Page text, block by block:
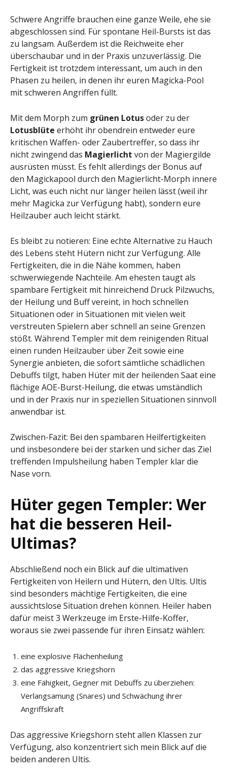
Schwere Angriffe brauchen eine ganze Weile, ehe sie
abgeschlossen sind. Für spontane Heil-Bursts ist das
zu langsam. Außerdem ist die Reichweite eher
überschaubar und in der Praxis unzuverlässig. Die
Fertigkeit ist trotzdem interessant, um auch in den
Phasen zu heilen, in denen ihr euren Magicka-Pool
mit schweren Angriffen füllt.
Mit dem Morph zum grünen Lotusoder zu der
Lotusblüte erhöht ihr obendrein entweder eure
kritischen Waffen- oder Zaubertreffer, so dass ihr
nicht zwingend das Magierlicht von der Magiergilde
ausrüsten müsst. Es fehlt allerdings der Bonus auf
den Magickapool durch den Magierlicht-Morph innere
Licht, was euch nicht nur länger heilen lässt (weil ihr
mehr Magicka zur Verfügung habt), sondern eure
Heilzauber auch leicht stärkt.
Es bleibt zu notieren: Eine echte Alternative zu Hauch
des Lebens steht Hütern nicht zur Verfügung. Alle
Fertigkeiten, die in die Nähe kommen, haben
schwerwiegende Nachteile. Am ehesten taugt als
spambare Fertigkeit mit hinreichend Druck Pilzwuchs,
der Heilung und Buff vereint, in hoch schnellen
Situationen oder in Situationen mit vielen weit
verstreuten Spielern aber schnell an seine Grenzen
stößt. Während Templer mit dem reinigenden Ritual
einen runden Heilzauber über Zeit sowie eine
Synergie anbieten, die sofort sämtliche schädlichen
Debuffs tilgt, haben Hüter mit der heilenden Saat eine
flächige AOE-Burst-Heilung, die etwas umständlich
und in der Praxis nur in speziellen Situationen sinnvoll
anwendbar ist.
Zwischen-Fazit: Bei den spambaren Heilfertigkeiten
und insbesondere bei der starken und sicher das Ziel
treffenden Impulsheilung haben Templer klar die
Nase vorn.
Hüter gegen Templer: Wer
hat die besseren Heil-
Ultimas?
Abschließend noch ein Blick auf die ultimativen
Fertigkeiten von Heilern und Hütern, den Ultis. Ultis
sind besonders mächtige Fertigkeiten, die eine
aussichtslose Situation drehen können. Heiler haben
dafür meist 3 Werkzeuge im Erste-Hilfe-Koffer,
woraus sie zwei passende für ihren Einsatz wählen:
eine explosive Flächenheilung
das aggressive Kriegshorn
eine Fähigkeit, Gegner mit Debuffs zu überziehen:
Verlangsamung (Snares) und Schwächung ihrer
Angriffskraft
Das aggressive Kriegshorn steht allen Klassen zur
Verfügung, also konzentriert sich mein Blick auf die
beiden anderen Ultis.